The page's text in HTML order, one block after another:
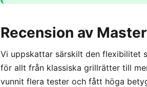
Recension av
Vi uppskattar särskilt den flexibilitet
för allt från klassiska grillrätter till
vunnit flera tester och fått höga